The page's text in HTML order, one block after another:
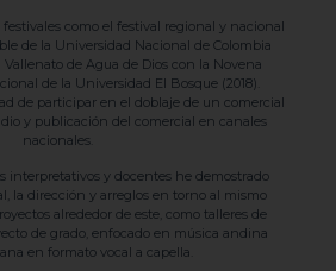
como el festival regional y nacional
de la Universidad Nacional de Colombia
Vallenato de Agua de Dios con la Novena
de la Universidad El Bosque (2018).
de participar en el doblaje de un comercial
y publicación del comercial en canales
nacionales.
interpretativos y docentes he demostrado
la dirección y arreglos en torno al mismo
alrededor de este, como talleres de
de grado, enfocado en música andina
en formato vocal a capella.